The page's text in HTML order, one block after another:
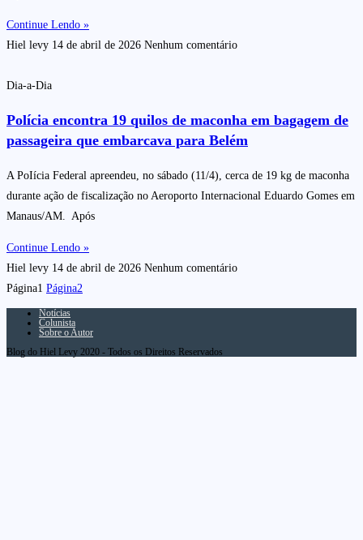
Continue Lendo »
Hiel levy 14 de abril de 2026 Nenhum comentário
Dia-a-Dia
Polícia encontra 19 quilos de maconha em bagagem de
passageira que embarcava para Belém
A PoIícia Federal apreendeu, no sábado (11/4), cerca de 19 kg de maconha
durante ação de fiscalização no Aeroporto Internacional Eduardo Gomes em
Manaus/AM. Após
Continue Lendo »
Hiel levy 14 de abril de 2026 Nenhum comentário
Página1 Página2
Notícias
Colunista
Sobre o Autor
Blog do Hiel Levy 2020 - Todos os Direitos Reservados